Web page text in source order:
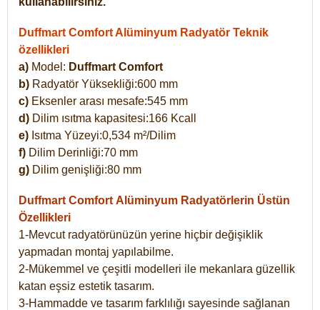
Duffmart Comfort Alüminyum Radyatör Teknik
özellikleri
a) Model: Duffmart Comfort
b) Radyatör Yüksekliği:600 mm
c) Eksenler arası mesafe:545 mm
d) Dilim ısıtma kapasitesi:166 Kcall
e) Isıtma Yüzeyi:0,534 m²/Dilim
f) Dilim Derinliği:70 mm
g) Dilim genişliği:80 mm
Duffmart Comfort Alüminyum Radyatörlerin Üstün
Özellikleri
1-Mevcut radyatörünüzün yerine hiçbir değişiklik
yapmadan montaj yapılabilme.
2-Mükemmel ve çeşitli modelleri ile mekanlara güzellik
katan eşsiz estetik tasarım.
3-Hammadde ve tasarım farklılığı sayesinde sağlanan